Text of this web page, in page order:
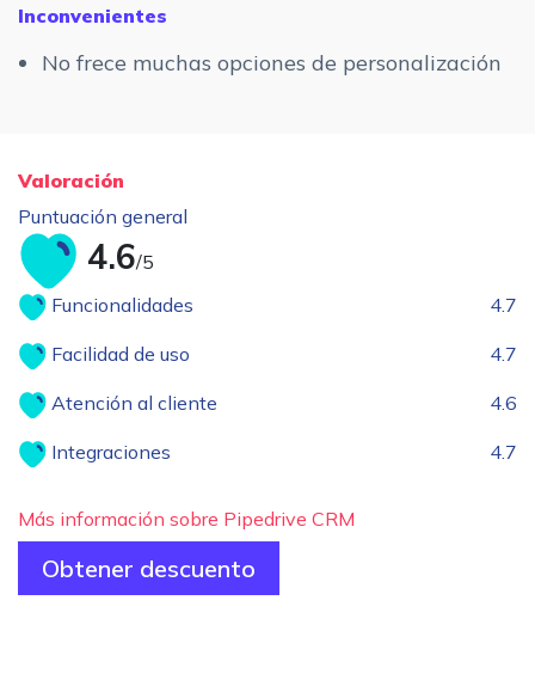
Inconvenientes
No frece muchas opciones de personalización
Valoración
Puntuación general
4.6/5
Funcionalidades
4.7
Facilidad de uso 4.7
Atención al cliente 4.6
Integraciones 4.7
Más información sobre Pipedrive CRM
Obtener descuento